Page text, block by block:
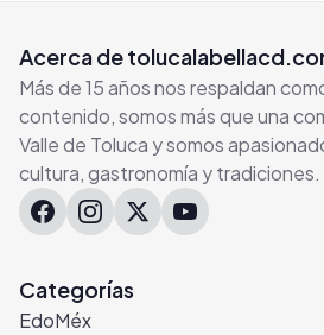
Acerca de
Más de 15 años nos respaldan
contenido, somos más que una
Valle de Toluca y somos
cultura, gastronomía y tradiciones.
Categorías
EdoMéx